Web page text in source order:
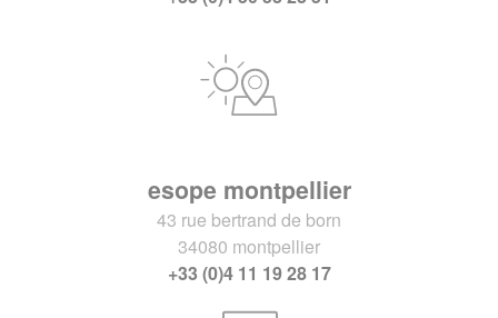
esope montpellier
43 rue bertrand de born
34080 montpellier
+33 (0)4 11 19 28 17